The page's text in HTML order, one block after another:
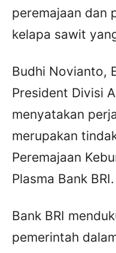
peremajaan dan
kelapa sawit
Budhi Novianto,
President Divisi
menyatakan
merupakan
Peremajaan
Plasma Bank BRI.
Bank BRI
pemerintah